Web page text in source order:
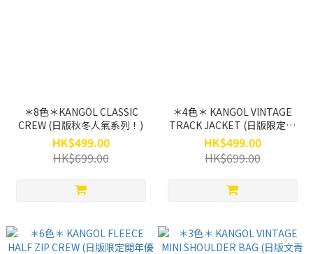
＊8色＊KANGOL CLASSIC
CREW (日版秋冬人氣系列！)
HK$499.00
HK$699.00
＊4色＊ KANGOL VINTAGE
TRACK JACKET (日版限定開
年優惠！)
HK$499.00
HK$699.00